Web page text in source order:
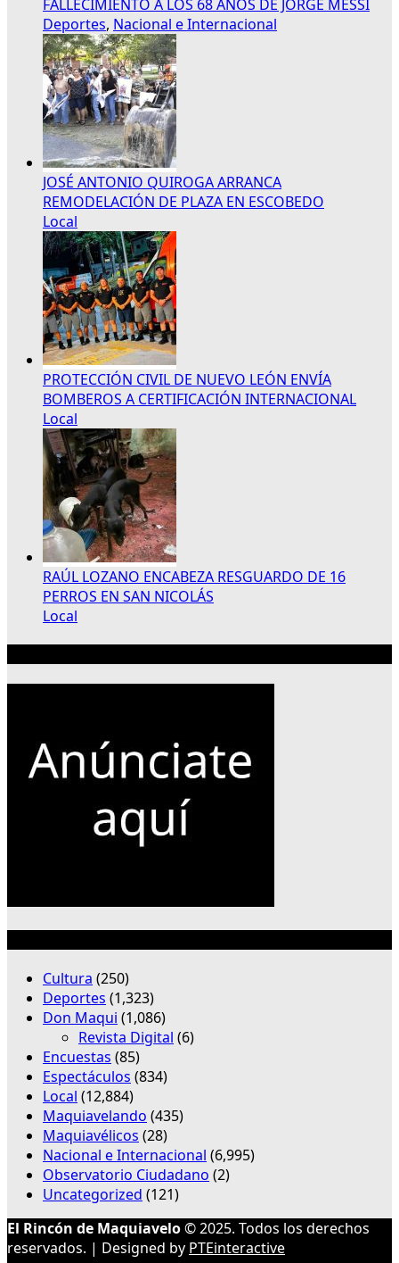
FALLECIMIENTO A LOS 68 AÑOS DE JORGE MESSI
Deportes, Nacional e Internacional
JOSÉ ANTONIO QUIROGA ARRANCA
REMODELACIÓN DE PLAZA EN ESCOBEDO
Local
PROTECCIÓN CIVIL DE NUEVO LEÓN ENVÍA
BOMBEROS A CERTIFICACIÓN INTERNACIONAL
Local
RAÚL LOZANO ENCABEZA RESGUARDO DE 16
PERROS EN SAN NICOLÁS
Local
Cultura (250)
Deportes (1,323)
Don Maqui (1,086)
Revista Digital (6)
Encuestas (85)
Espectáculos (834)
Local (12,884)
Maquiavelando (435)
Maquiavélicos (28)
Nacional e Internacional (6,995)
Observatorio Ciudadano (2)
Uncategorized (121)
El Rincón de Maquiavelo© 2025. Todos los derechos
reservados. | Designed by PTEinteractive